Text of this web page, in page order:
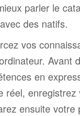
parler le
des natifs.
vos
Avant
en
réel,
ensuite votre